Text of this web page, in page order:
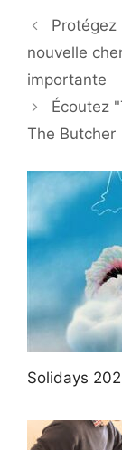
nouvelle
importante
Écoutez
The Butcher
Solidays